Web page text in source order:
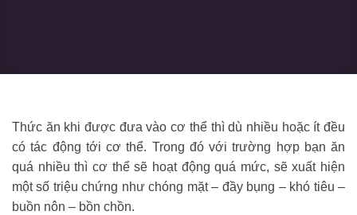
Thức ăn khi được đưa vào cơ thể thì dù nhiều hoặc ít đều
có tác động tới cơ thể. Trong đó với trường hợp bạn ăn
quá nhiều thì cơ thể sẽ hoạt động quá mức, sẽ xuất hiện
một số triệu chứng như chóng mặt – đầy bụng – khó tiêu –
buồn nôn – bồn chồn.